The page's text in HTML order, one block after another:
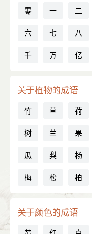
零 一 二
六
七 八
千
万 亿
关于植物的成语
竹 草 荷
树
兰 果
瓜
梨 杨
梅
松 柏
关于颜色的成语